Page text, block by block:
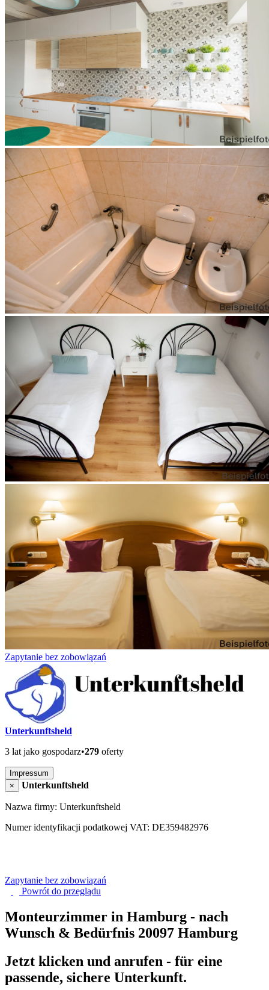
Zapytanie bez zobowiązań
Unterkunftsheld
3 lat jako gospodarz•279 oferty
Impressum
×
Unterkunftsheld
Nazwa firmy: Unterkunftsheld
Numer identyfikacji podatkowej VAT: DE359482976
Zapytanie bez zobowiązań
Powrót do przeglądu
Monteurzimmer in Hamburg - nach
Wunsch & Bedürfnis 20097 Hamburg
Jetzt klicken und anrufen - für eine
passende, sichere Unterkunft.